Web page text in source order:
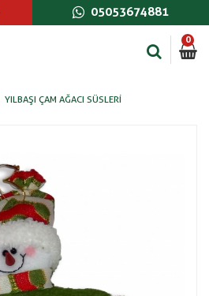
05053674881
0
YILBAŞI ÇAM AĞACI SÜSLERI